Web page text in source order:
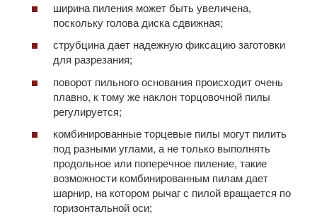
ширина пиления может быть увеличена,
поскольку голова диска сдвижная;
струбцина дает надежную фиксацию заготовки
для разрезания;
поворот пильного основания происходит очень
плавно, к тому же наклон торцовочной пилы
регулируется;
комбинированные торцевые пилы могут пилить
под разными углами, а не только выполнять
продольное или поперечное пиление, такие
возможности комбинированным пилам дает
шарнир, на котором рычаг с пилой вращается по
горизонтальной оси;